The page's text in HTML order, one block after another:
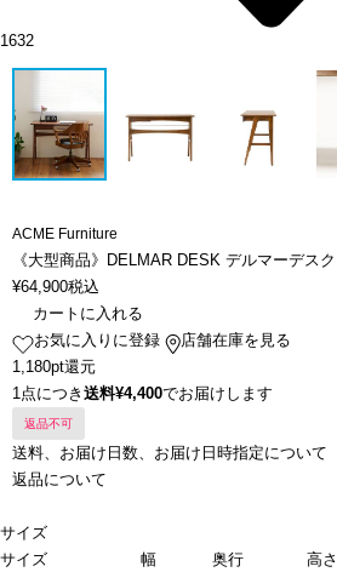
1632
ACME Furniture
《大型商品》DELMAR DESK デルマーデスク
¥64,900税込
カートに入れる
お気に入りに登録
店舗在庫を見る
1,180pt還元
1点につき 送料¥4,400でお届けします
返品不可
送料、お届け日数、お届け日時指定について
返品について
サイズ
サイズ
幅 奥行 高さ